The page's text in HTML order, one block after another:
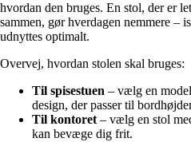
hvordan den bruges. En stol, der er
sammen, gør hverdagen nemmere –
udnyttes optimalt.
Overvej, hvordan stolen skal bruges:
Til spisestuen – vælg en
design, der passer til
Til kontoret – vælg en stol
kan bevæge dig frit.